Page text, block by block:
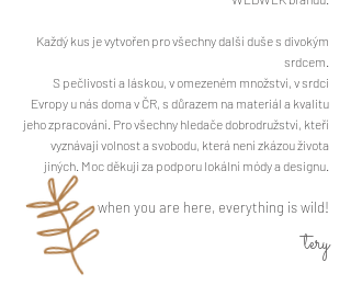
Každý kus je vytvořen pro všechny další duše s divokým
srdcem.
S pečlivostí a láskou, v omezeném množství, v srdci
Evropy u nás doma v ČR, s důrazem na materiál a kvalitu
jeho zpracování. Pro všechny hledače dobrodružství, kteří
vyznávají volnost a svobodu, která není zkázou života
jiných. Moc děkuji za podporu lokální módy a designu.
when you are here, everything is wild!
tery